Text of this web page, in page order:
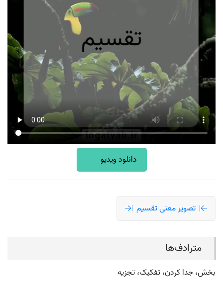
دانلود ویدیو
تصویر معنی تقسیم
مترادف‌ها
بخش، جدا کردن، تفکیک، تجزیه